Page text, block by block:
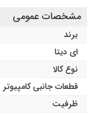
مشخصات عمومی
برند
ای دیتا
نوع کالا
قطعات جانبی کامپیوتر
ظرفیت